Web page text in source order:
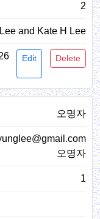
2
and Kate H Lee
Edit Delete
오명자
오명자
1